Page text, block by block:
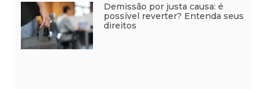
Demissão por justa causa: é
possível reverter? Entenda seus
direitos